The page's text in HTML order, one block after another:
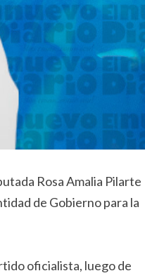
Rosa Amalia Pilarte
de Gobierno para la
oficialista, luego de